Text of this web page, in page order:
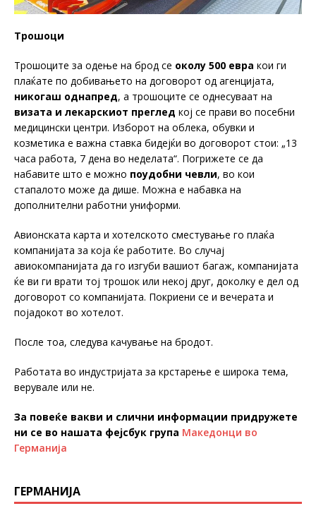
Трошоци
Трошоците за одење на брод се околу 500 евра кои ги
плаќате по добивањето на договорот од агенцијата,
никогаш однапред, а трошоците се однесуваат на
визата и лекарскиот преглед кој се прави во посебни
медицински центри. Изборот на облека, обувки и
козметика е важна ставка бидејќи во договорот стои: „13
часа работа, 7 дена во неделата“. Погрижете се да
набавите што е можно поудобни чевли, во кои
стапалото може да дише. Можна е набавка на
дополнителни работни униформи.
Авионската карта и хотелското сместување го плаќа
компанијата за која ќе работите. Во случај
авиокомпанијата да го изгуби вашиот багаж, компанијата
ќе ви ги врати тој трошок или некој друг, доколку е дел од
договорот со компанијата. Покриени се и вечерата и
појадокот во хотелот.
После тоа, следува качување на бродот.
Работата во индустријата за крстарење е широка тема,
верувале или не.
За повеќе вакви и слични информации придружете
ни се во нашата фејсбук група Македонци во
Германија
ГЕРМАНИЈА